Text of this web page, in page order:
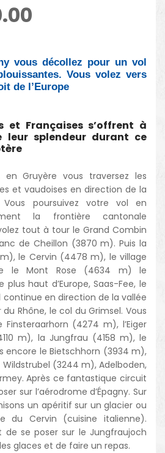
vous décollez pour un vol
Vous volez vers
de l’Europe
et Françaises s’offrent à
leur splendeur durant ce
en Gruyère vous traversez les
et vaudoises en direction de la
poursuivez votre vol en
la frontière cantonale
tout à tour le Grand Combin
de Cheillon (3870 m). Puis la
le Cervin (4478 m), le village
le Mont Rose (4634 m) le
haut d’Europe, Saas-Fee, le
continue en direction de la vallée
Rhône, le col du Grimsel. Vous
(4274 m), l’Eiger
m), la Jungfrau (4158 m), le
encore le Bietschhorn (3934 m),
Wildstrubel (3244 m), Adelboden,
Après ce fantastique circuit
sur l’aérodrome d’Épagny. Sur
un apéritif sur un glacier ou
du Cervin (cuisine italienne).
de se poser sur le Jungfraujoch
glaces et de faire un repas.